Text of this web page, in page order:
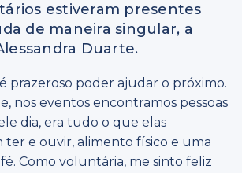
estiveram presentes
de maneira singular, a
Duarte.
prazeroso poder ajudar o próximo.
nos eventos encontramos pessoas
dia, era tudo o que elas
ter e ouvir, alimento físico e uma
Como voluntária, me sinto feliz